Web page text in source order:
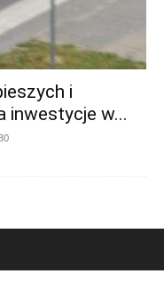
i
inwestycje w...